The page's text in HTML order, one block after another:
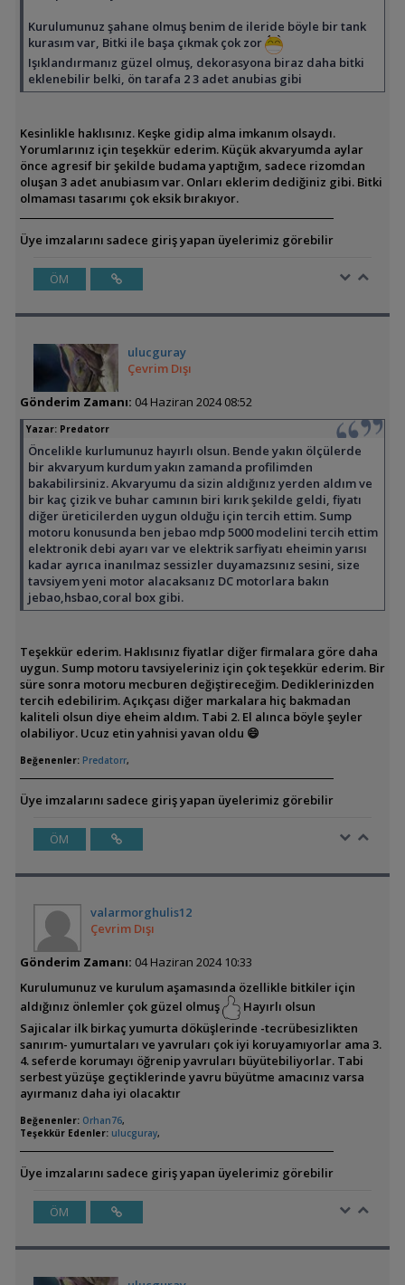
Kurulumunuz şahane olmuş benim de ileride böyle bir tank
kurasım var, Bitki ile başa çıkmak çok zor
Işıklandırmanız güzel olmuş, dekorasyona biraz daha bitki
eklenebilir belki, ön tarafa 2 3 adet anubias gibi
Kesinlikle haklısınız. Keşke gidip alma imkanım olsaydı.
Yorumlarınız için teşekkür ederim. Küçük akvaryumda aylar
önce agresif bir şekilde budama yaptığım, sadece rizomdan
oluşan 3 adet anubiasım var. Onları eklerim dediğiniz gibi. Bitki
olmaması tasarımı çok eksik bırakıyor.
Üye imzalarını sadece giriş yapan üyelerimiz görebilir
ÖM
ulucguray
Çevrim Dışı
Gönderim Zamanı: 04 Haziran 2024 08:52
Yazar: Predatorr
Öncelikle kurlumunuz hayırlı olsun. Bende yakın ölçülerde
bir akvaryum kurdum yakın zamanda profilimden
bakabilirsiniz. Akvaryumu da sizin aldığınız yerden aldım ve
bir kaç çizik ve buhar camının biri kırık şekilde geldi, fiyatı
diğer üreticilerden uygun olduğu için tercih ettim. Sump
motoru konusunda ben jebao mdp 5000 modelini tercih ettim
elektronik debi ayarı var ve elektrik sarfiyatı eheimin yarısı
kadar ayrıca inanılmaz sessizler duyamazsınız sesini, size
tavsiyem yeni motor alacaksanız DC motorlara bakın
jebao,hsbao,coral box gibi.
Teşekkür ederim. Haklısınız fiyatlar diğer firmalara göre daha
uygun. Sump motoru tavsiyeleriniz için çok teşekkür ederim. Bir
süre sonra motoru mecburen değiştireceğim. Dediklerinizden
tercih edebilirim. Açıkçası diğer markalara hiç bakmadan
kaliteli olsun diye eheim aldım. Tabi 2. El alınca böyle şeyler
olabiliyor. Ucuz etin yahnisi yavan oldu 😄
Beğenenler: Predatorr,
Üye imzalarını sadece giriş yapan üyelerimiz görebilir
ÖM
valarmorghulis12
Çevrim Dışı
Gönderim Zamanı: 04 Haziran 2024 10:33
Kurulumunuz ve kurulum aşamasında özellikle bitkiler için
aldığınız önlemler çok güzel olmuş
Hayırlı olsun
Sajicalar ilk birkaç yumurta döküşlerinde -tecrübesizlikten
sanırım- yumurtaları ve yavruları çok iyi koruyamıyorlar ama 3.
4. seferde korumayı öğrenip yavruları büyütebiliyorlar. Tabi
serbest yüzüşe geçtiklerinde yavru büyütme amacınız varsa
ayırmanız daha iyi olacaktır
Beğenenler: Orhan76,
Teşekkür Edenler: ulucguray,
Üye imzalarını sadece giriş yapan üyelerimiz görebilir
ÖM